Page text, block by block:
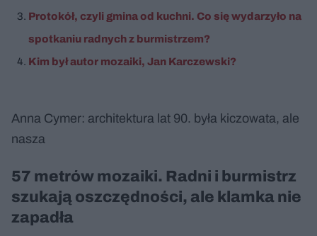
Protokół, czyli gmina od kuchni. Co się wydarzyło na
spotkaniu radnych z burmistrzem?
Kim był autor mozaiki, Jan Karczewski?
Anna Cymer: architektura lat 90. była kiczowata, ale
nasza
Spróbuj ponownie
57 metrów mozaiki. Radni i burmistrz
szukają oszczędności, ale klamka nie
zapadła